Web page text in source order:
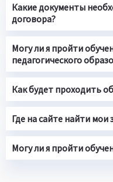
Какие документы
договора?
Могу ли я пройти
педагогического
Как будет проходить
Где на сайте найти мои
Могу ли я пройти